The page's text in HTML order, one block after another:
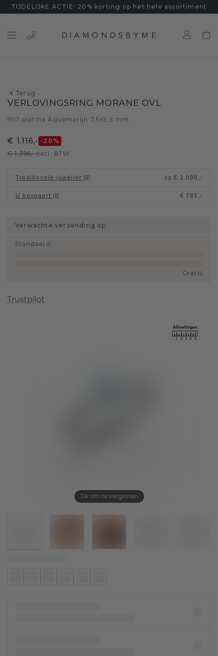
TIJDELIJKE ACTIE: 20% korting op het hele assortiment
Terug
Tik om te vergroten
VERLOVINGSRING MORANE OVL
950 platina /Aquamarijn 7,5x5,5 mm
€ 1.116,- -20 %
€ 1.395,-excl. BTW
Traditionele juwelier: ca.€ 1.899,-
U bespaart: € 783,-
Verwachte verzending op:
Standaard :
Gratis
Trustpilot